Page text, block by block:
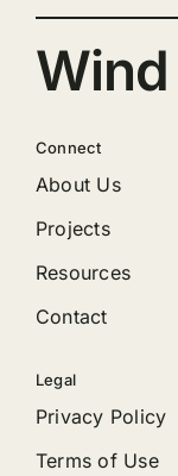
Connect
About Us
Projects
Resources
Contact
Legal
Privacy Policy
Terms of Use